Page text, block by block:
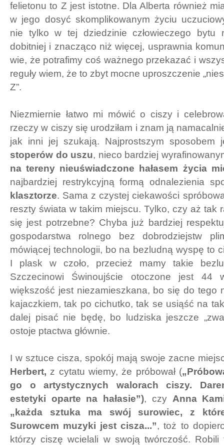
felietonu to Z jest istotne. Dla Alberta również
w jego dosyć skomplikowanym życiu
nie tylko w tej dziedzinie człowieczego bytu
dobitniej i znacząco niż więcej, usprawnia
wie, że potrafimy coś ważnego przekazać i
reguły wiem, że to zbyt mocne uproszczenie
Z”.
Niezmiernie łatwo mi mówić o ciszy i
rzeczy w ciszy się urodziłam i znam ją
jak inni jej szukają. Najprostszym sposobem
stoperów do uszu, nieco bardziej
na tereny nieuświadczone hałasem życia
najbardziej restrykcyjną formą odnalezienia
klasztorze. Sama z czystej ciekawości
reszty świata w takim miejscu. Tylko, czy aż tak
się jest potrzebne? Chyba już bardziej
gospodarstwa rolnego bez dobrodziejstw
mówiącej technologii, bo na bezludną wyspę to
I plask w czoło, przecież mamy takie
Szczecinowi Świnoujście otoczone jest 44
większość jest niezamieszkana, bo się do tego
kajaczkiem, tak po cichutko, tak se usiąść na
dalej pisać nie będę, bo ludziska jeszcze
ostoje ptactwa głównie.
I w sztuce cisza, spokój mają swoje zacne
Herbert, z cytatu wiemy, że próbował (
go o artystycznych walorach ciszy.
estetyki oparte na hałasie”), czy Anna
„każda sztuka ma swój surowiec, z
Surowcem muzyki jest cisza...”, toż to
którzy ciszę wcielali w swoją twórczość.